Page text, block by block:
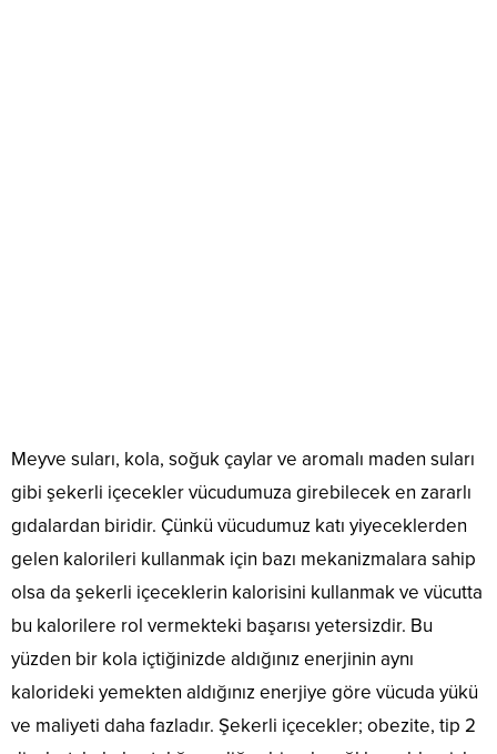
Meyve suları, kola, soğuk çaylar ve aromalı maden suları
gibi şekerli içecekler vücudumuza girebilecek en zararlı
gıdalardan biridir. Çünkü vücudumuz katı yiyeceklerden
gelen kalorileri kullanmak için bazı mekanizmalara sahip
olsa da şekerli içeceklerin kalorisini kullanmak ve vücutta
bu kalorilere rol vermekteki başarısı yetersizdir. Bu
yüzden bir kola içtiğinizde aldığınız enerjinin aynı
kalorideki yemekten aldığınız enerjiye göre vücuda yükü
ve maliyeti daha fazladır. Şekerli içecekler; obezite, tip 2